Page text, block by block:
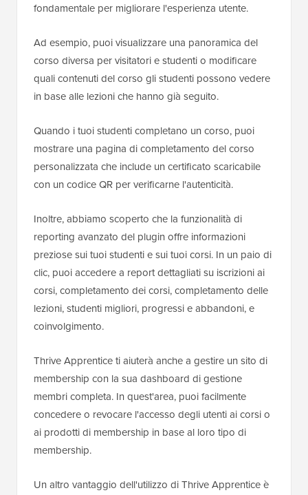
fondamentale per migliorare l'esperienza utente.
Ad esempio, puoi visualizzare una panoramica del
corso diversa per visitatori e studenti o modificare
quali contenuti del corso gli studenti possono vedere
in base alle lezioni che hanno già seguito.
Quando i tuoi studenti completano un corso, puoi
mostrare una pagina di completamento del corso
personalizzata che include un certificato scaricabile
con un codice QR per verificarne l'autenticità.
Inoltre, abbiamo scoperto che la funzionalità di
reporting avanzato del plugin offre informazioni
preziose sui tuoi studenti e sui tuoi corsi. In un paio di
clic, puoi accedere a report dettagliati su iscrizioni ai
corsi, completamento dei corsi, completamento delle
lezioni, studenti migliori, progressi e abbandoni, e
coinvolgimento.
Thrive Apprentice ti aiuterà anche a gestire un sito di
membership con la sua dashboard di gestione
membri completa. In quest'area, puoi facilmente
concedere o revocare l'accesso degli utenti ai corsi o
ai prodotti di membership in base al loro tipo di
membership.
Un altro vantaggio dell'utilizzo di Thrive Apprentice è